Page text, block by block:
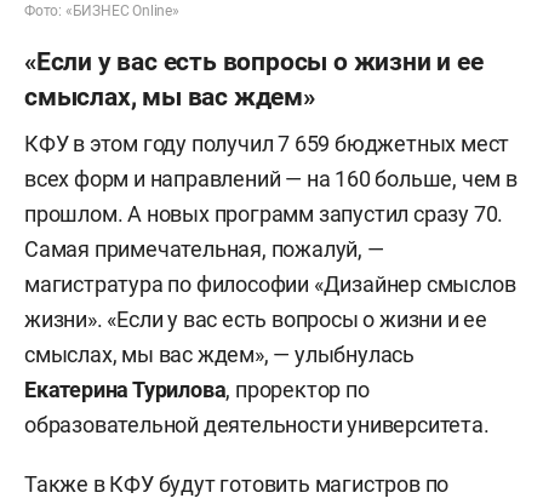
Фото: «БИЗНЕС Online»
«Если у вас есть вопросы о жизни и ее
смыслах, мы вас ждем»
КФУ в этом году получил 7 659 бюджетных мест
всех форм и направлений — на 160 больше, чем в
прошлом. А новых программ запустил сразу 70.
Самая примечательная, пожалуй, —
магистратура по философии «Дизайнер смыслов
жизни». «Если у вас есть вопросы о жизни и ее
смыслах, мы вас ждем», — улыбнулась
Екатерина Турилова, проректор по
образовательной деятельности университета.
Также в КФУ будут готовить магистров по